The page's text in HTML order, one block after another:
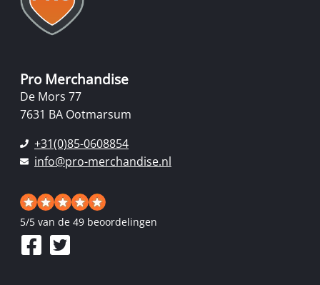
Pro Merchandise
De Mors 77
7631 BA Ootmarsum
+31(0)85-0608854
info@pro-merchandise.nl
5/5 van de 49 beoordelingen